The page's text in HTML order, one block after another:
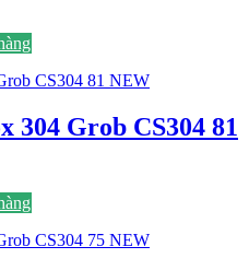
304 Grob CS304 81